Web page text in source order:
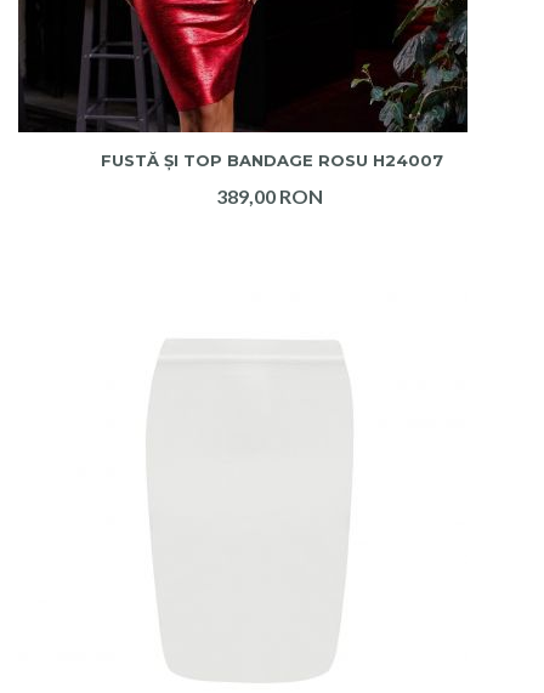
ADAUGA IN COS
FUSTĂ ȘI TOP BANDAGE ROSU H24007
389,00 RON